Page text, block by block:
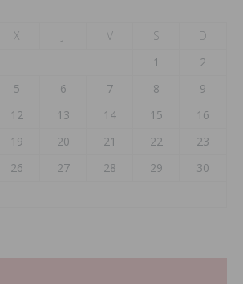
X J V S
D
1
2
5 6 7 8
9
12 13 14 15
16
19 20 21 22
23
26 27 28 29
30